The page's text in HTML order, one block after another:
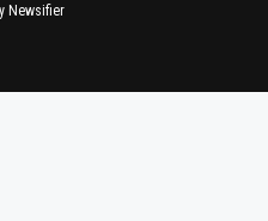
Newsifier